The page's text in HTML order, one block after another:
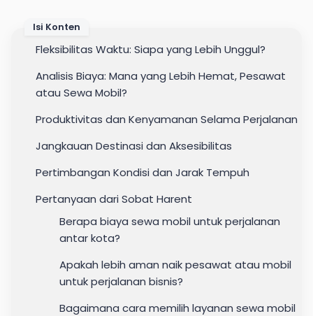
Isi Konten
Fleksibilitas Waktu: Siapa yang Lebih Unggul?
Analisis Biaya: Mana yang Lebih Hemat, Pesawat
atau Sewa Mobil?
Produktivitas dan Kenyamanan Selama Perjalanan
Jangkauan Destinasi dan Aksesibilitas
Pertimbangan Kondisi dan Jarak Tempuh
Pertanyaan dari Sobat Harent
Berapa biaya sewa mobil untuk perjalanan
antar kota?
Apakah lebih aman naik pesawat atau mobil
untuk perjalanan bisnis?
Bagaimana cara memilih layanan sewa mobil